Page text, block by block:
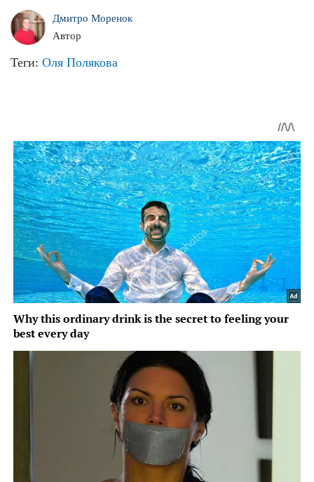
Дмитро Моренок
Автор
Теги: Оля Полякова